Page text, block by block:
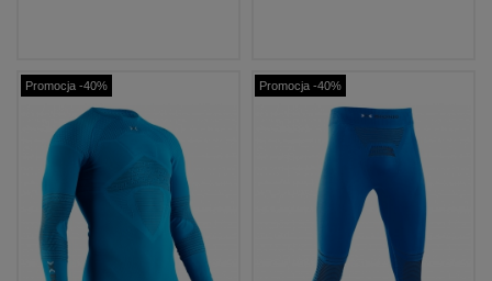
Promocja -40% Promocja -40%